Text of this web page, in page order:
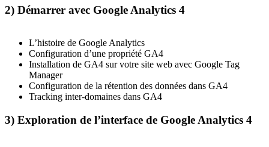
2) Démarrer avec Google Analytics 4
L’histoire de Google Analytics
Configuration d’une propriété GA4
Installation de GA4 sur votre site web avec Google Tag
Manager
Configuration de la rétention des données dans GA4
Tracking inter-domaines dans GA4
3) Exploration de l’interface de Google Analytics 4